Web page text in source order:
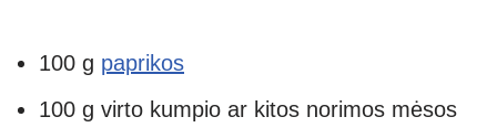
100 g paprikos
100 g virto kumpio ar kitos norimos mėsos